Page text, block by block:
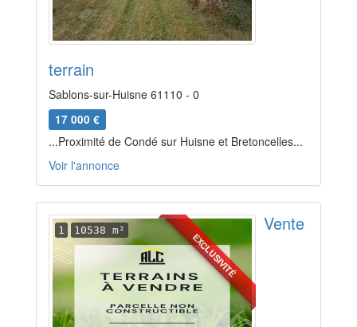
terrain
Sablons-sur-Huisne 61110 - 0
17 000 €
...Proximité de Condé sur Huisne et Bretoncelles...
Voir l'annonce
EXCLUSIVITÉ
1 10538 m² Vente